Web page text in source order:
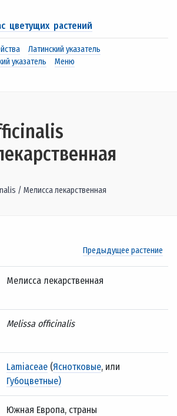
цветущих растений
Латинский указатель
указатель
Меню
/ Мелисса лекарственная
Предыдущее растение
Мелисса лекарственная
Melissa officinalis
Lamiaceae (Яснотковые, или
Губоцветные)
Южная Европа, страны